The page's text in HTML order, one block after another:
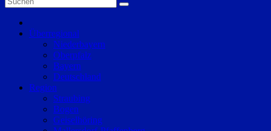
Überregional
Niederbayern
Oberpfalz
Bayern
Deutschland
Region
Straubing
Bogen
Geiselhöring